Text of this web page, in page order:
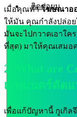
ติดต่อผม
เมื่อคุณทำโฆษณาอ
ให้มัน คุณกำลังปล่อ
มันจะไปกวาดเอาใ
ที่สุด) มาให้คุณเสมอ
2. What are
เวทมนตร์ดัด
เพื่อแก้ปัญหานี้ กูเกิล